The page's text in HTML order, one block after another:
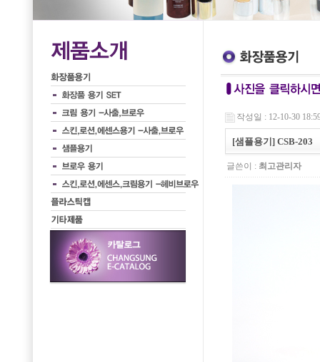
작성일 : 12-10-30
[샘플용기] CSB-203
글쓴이 : 최고관리자